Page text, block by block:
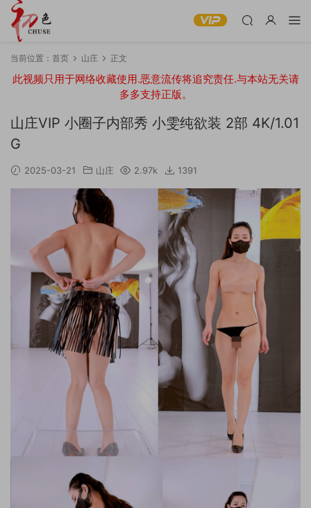
当前位置： 首页 山庄 正文
此视频只用于网络收藏使用.恶意流传将追究责任.与本站无关请
多多支持正版。
山庄VIP 小圈子内部秀 小雯纯欲装 2部 4K/1.01
G
2025-03-21 山庄 2.97k 1391